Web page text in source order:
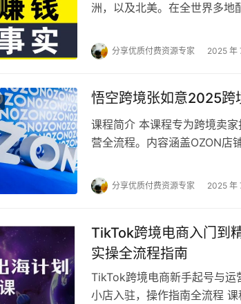
洲，以及北美。在全世界多地
分享优质付费资源专家 2025 年
悟空跨境张如意2025
课程简介 本课程专为跨境卖
营全流程。内容涵盖OZON店
分享优质付费资源专家 2025 年
TikTok跨境电商入门到
实操全流程指南
TikTok跨境电商新手起号与运
小店入驻，操作指南全流程